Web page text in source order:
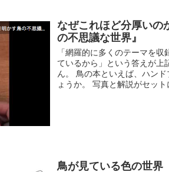
なぜこれほど分厚いの
の不思議な世界』
「網羅的に多くのテーマを
ているから」という答えが上
ん。 鳥の本といえば、ハン
ょうか。 写真と解説がセット
鳥が見ている色の世界